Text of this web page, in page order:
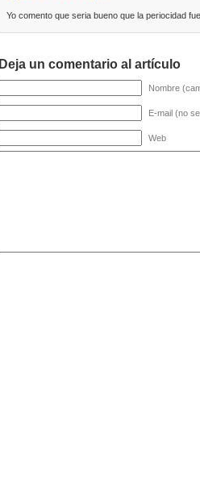
Yo comento que seria bueno que la periocidad
Deja un comentario al artículo
Nombre
E-mail (no
Web